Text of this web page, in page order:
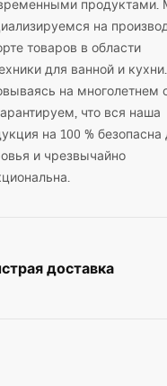
продуктами.
на
товаров в области
для ванной и кухни.
на многолетнем
что вся наша
на 100 % безопасна
и чрезвычайно
доставка